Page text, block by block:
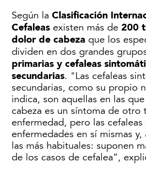
Según la Clasificación
Cefaleas existen más de 200
dolor de cabeza que los
dividen en dos grandes
primarias y cefaleas
secundarias. "Las cefaleas
secundarias, como su propio
indica, son aquellas en las
cabeza es un síntoma de otro
enfermedad, pero las cefaleas
enfermedades en sí mismas y,
las más habituales: suponen
de los casos de cefalea”,